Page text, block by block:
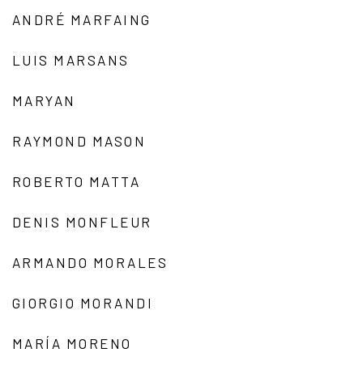
ANDRÉ MARFAING
LUIS MARSANS
MARYAN
RAYMOND MASON
ROBERTO MATTA
DENIS MONFLEUR
ARMANDO MORALES
GIORGIO MORANDI
MARÍA MORENO